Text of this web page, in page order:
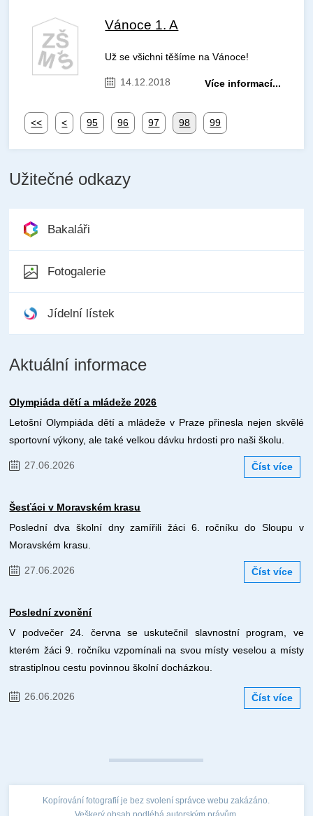
Vánoce 1. A
Už se všichni těšíme na Vánoce!
14.12.2018 Více informací...
<< < 95 96 97 98 99
Užitečné odkazy
Bakaláři
Fotogalerie
Jídelní lístek
Aktuální informace
Olympiáda dětí a mládeže 2026
Letošní Olympiáda dětí a mládeže v Praze přinesla nejen skvělé
sportovní výkony, ale také velkou dávku hrdosti pro naši školu.
27.06.2026 Číst více
Šesťáci v Moravském krasu
Poslední dva školní dny zamířili žáci 6. ročníku do Sloupu v
Moravském krasu.
27.06.2026 Číst více
Poslední zvonění
V podvečer 24. června se uskutečnil slavnostní program, ve
kterém žáci 9. ročníku vzpomínali na svou místy veselou a místy
strastiplnou cestu povinnou školní docházkou.
26.06.2026 Číst více
Kopírování fotografií je bez svolení správce webu zakázáno.